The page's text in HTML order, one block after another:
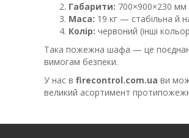
Габарити: 700×900×230 мм
Маса: 19 кг — стабільна й
Колір: червоний (інші
Така пожежна шафа — це
вимогам безпеки.
У нас в firecontrol.com.ua ви
великий асортимент